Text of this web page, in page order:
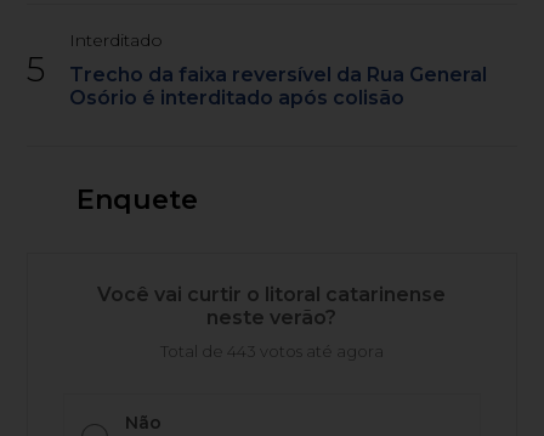
5
Interditado
Trecho da faixa reversível da Rua General
Osório é interditado após colisão
Enquete
Você vai curtir o litoral catarinense
neste verão?
Total de 443 votos até agora
Não